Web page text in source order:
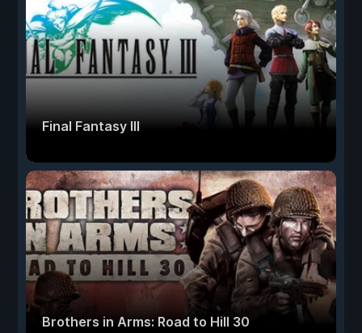
Final Fantasy III
Brothers in Arms: Road to Hill 30